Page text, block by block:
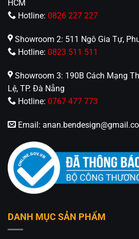
HCM
Hotline: 0826 227 227
Showroom 2: 511 Ngô Gia Tự,
Hotline: 0823 511 511
Showroom 3: 190B Cách Mạng
Lệ, TP. Đà Nẵng
Hotline: 0767 477 773
Email:
DANH MỤC SẢN PHẨM